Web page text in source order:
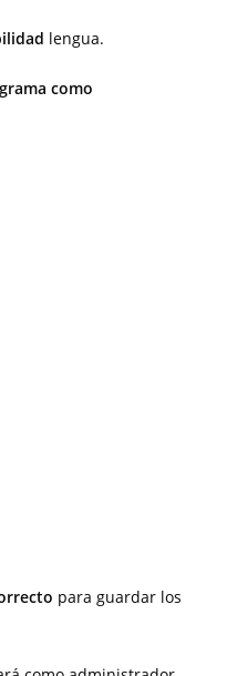
lengua.
como
para guardar los